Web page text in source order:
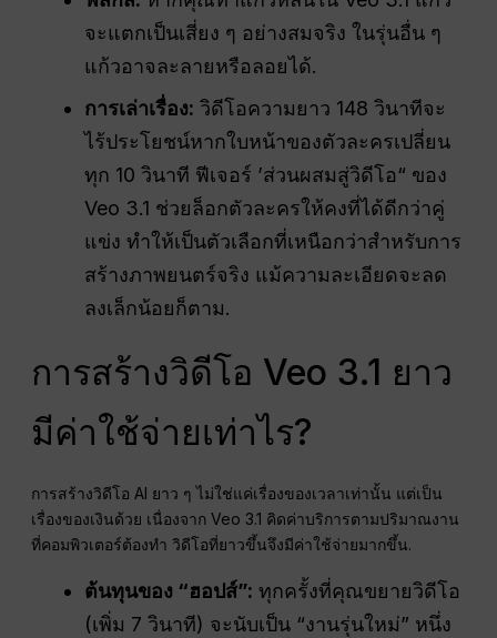
จะแตกเป็นเสี่ยง ๆ อย่างสมจริง ในรุ่นอื่น ๆ
แก้วอาจละลายหรือลอยได้.
การเล่าเรื่อง: วิดีโอความยาว 148 วินาทีจะ
ไร้ประโยชน์หากใบหน้าของตัวละครเปลี่ยน
ทุก 10 วินาที ฟีเจอร์ ’ส่วนผสมสู่วิดีโอ“ ของ
Veo 3.1 ช่วยล็อกตัวละครให้คงที่ได้ดีกว่าคู่
แข่ง ทำให้เป็นตัวเลือกที่เหนือกว่าสำหรับการ
สร้างภาพยนตร์จริง แม้ความละเอียดจะลด
ลงเล็กน้อยก็ตาม.
การสร้างวิดีโอ Veo 3.1 ยาว
มีค่าใช้จ่ายเท่าไร?
การสร้างวิดีโอ AI ยาว ๆ ไม่ใช่แค่เรื่องของเวลาเท่านั้น แต่เป็น
เรื่องของเงินด้วย เนื่องจาก Veo 3.1 คิดค่าบริการตามปริมาณงาน
ที่คอมพิวเตอร์ต้องทำ วิดีโอที่ยาวขึ้นจึงมีค่าใช้จ่ายมากขึ้น.
ต้นทุนของ “ฮอปส์”: ทุกครั้งที่คุณขยายวิดีโอ
(เพิ่ม 7 วินาที) จะนับเป็น “งานรุ่นใหม่” หนึ่ง